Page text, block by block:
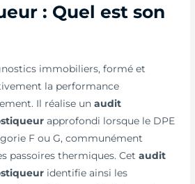
: Quel est son
immobiliers, formé et
la performance
Il réalise unaudit
approfondi lorsque le DPE
F ou G, communément
passoires thermiques. Cetaudit
identifie ainsi les